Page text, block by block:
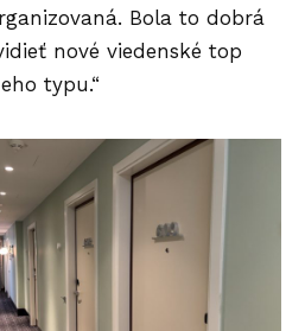
Bola to dobrá
nové viedenské top
typu.“